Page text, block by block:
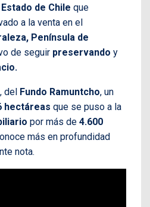
Estado de Chile que
a la venta en el
Península de
de seguir preservando y
del Fundo Ramuntcho, un
hectáreas que se puso a la
por más de 4.600
más en profundidad
nota.